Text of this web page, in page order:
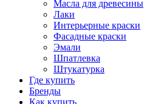
Масла для древесины
Лаки
Интерьерные краски
Фасадные краски
Эмали
Шпатлевка
Штукатурка
Где купить
Бренды
Как купить